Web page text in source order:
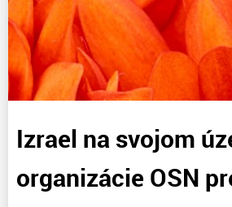
Zoznam blogov
Komerčné blogy
Izrael na svojom
organizácie OSN